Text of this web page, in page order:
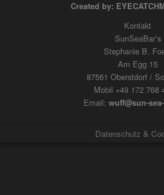
Created by:
Kontakt
SunSeaBar’s
Stephanie B.
Am Egg 15
87561 Oberstdorf /
Mobil +49 172 768
Email: wuff@sun-
Datenschutz &